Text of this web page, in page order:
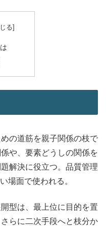
の道筋を親子関係の枝で
や、要素どうしの関係を
解決に役立つ。品質管理
場面で使われる。
型は、最上位に目的を置
らに二次手段へと枝分か